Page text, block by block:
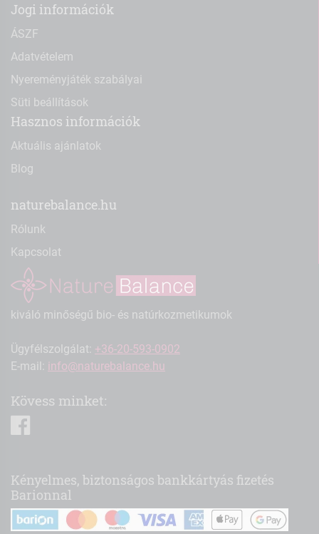
Jogi információk
ÁSZF
Adatvételem
Nyereményjáték szabályai
Süti beállítások
Hasznos információk
Aktuális ajánlatok
Blog
naturebalance.hu
Rólunk
Kapcsolat
kiváló minőségű bio- és natúrkozmetikumok
Ügyfélszolgálat: +36-20-593-0902
E-mail: info@naturebalance.hu
Kövess minket:
Kényelmes, biztonságos bankkártyás fizetés
Barionnal